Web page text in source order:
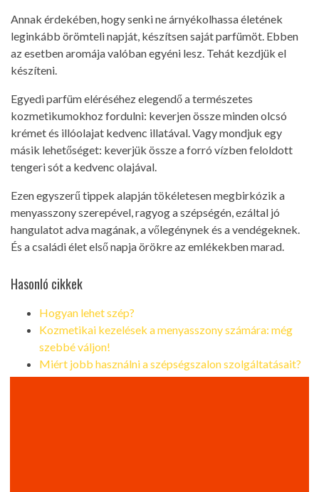
Annak érdekében, hogy senki ne árnyékolhassa életének
leginkább örömteli napját, készítsen saját parfümöt. Ebben
az esetben aromája valóban egyéni lesz. Tehát kezdjük el
készíteni.
Egyedi parfüm eléréséhez elegendő a természetes
kozmetikumokhoz fordulni: keverjen össze minden olcsó
krémet és illóolajat kedvenc illatával. Vagy mondjuk egy
másik lehetőséget: keverjük össze a forró vízben feloldott
tengeri sót a kedvenc olajával.
Ezen egyszerű tippek alapján tökéletesen megbirkózik a
menyasszony szerepével, ragyog a szépségén, ezáltal jó
hangulatot adva magának, a vőlegénynek és a vendégeknek.
És a családi élet első napja örökre az emlékekben marad.
Hasonló cikkek
Hogyan lehet szép?
Kozmetikai kezelések a menyasszony számára: még
szebbé váljon!
Miért jobb használni a szépségszalon szolgáltatásait?